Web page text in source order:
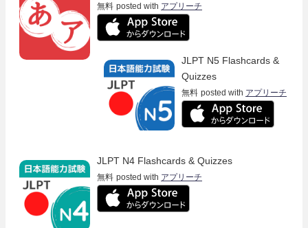
無料 posted with アプリーチ
JLPT N5 Flashcards &
Quizzes
無料 posted with アプリーチ
JLPT N4 Flashcards & Quizzes
無料 posted with アプリーチ